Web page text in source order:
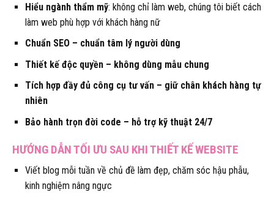
Hiểu ngành thẩm mỹ: không chỉ làm web, chúng tôi biết cách
làm web phù hợp với khách hàng nữ
Chuẩn SEO – chuẩn tâm lý người dùng
Thiết kế độc quyền – không dùng mẫu chung
Tích hợp đầy đủ công cụ tư vấn – giữ chân khách hàng tự
nhiên
Bảo hành trọn đời code – hỗ trợ kỹ thuật 24/7
HƯỚNG DẪN TỐI ƯU SAU KHI THIẾT KẾ WEBSITE
Viết blog mỗi tuần về chủ đề làm đẹp, chăm sóc hậu phẫu,
kinh nghiệm nâng ngực